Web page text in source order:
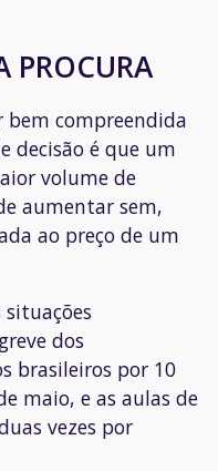
PROCURA
bem compreendida
decisão é que um
volume de
aumentar sem,
ao preço de um
dos
brasileiros por 10
maio, e as aulas de
vezes por